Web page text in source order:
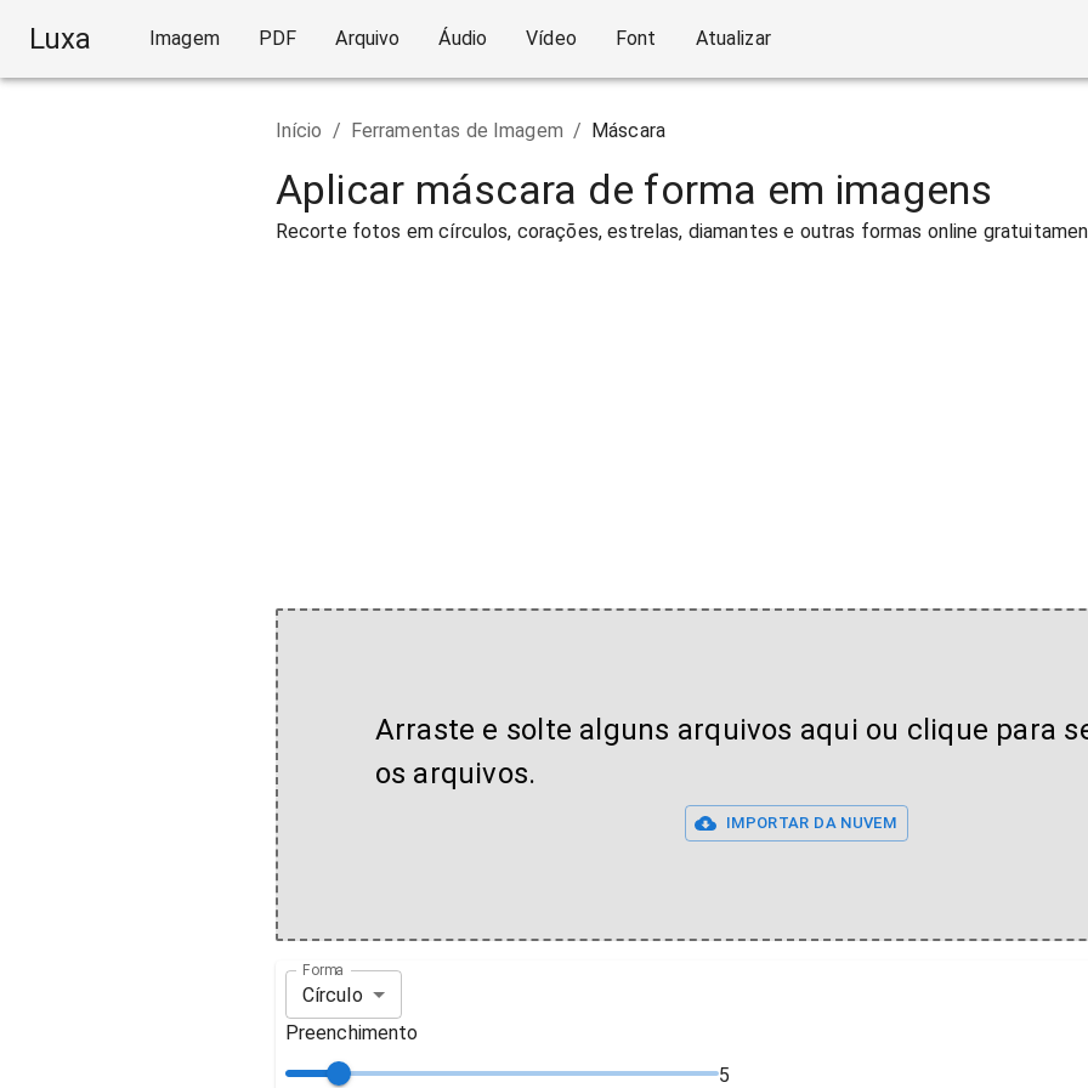
Luxa Imagem PDF Arquivo Áudio Vídeo Font Atualizar
Início / Ferramentas de Imagem / Máscara
Aplicar máscara de forma em imagens
Recorte fotos em círculos, corações, estrelas, diamantes e outras formas online
Arraste e solte alguns arquivos aqui ou clique para
os arquivos.
IMPORTAR DA NUVEM
Forma
Círculo
Preenchimento